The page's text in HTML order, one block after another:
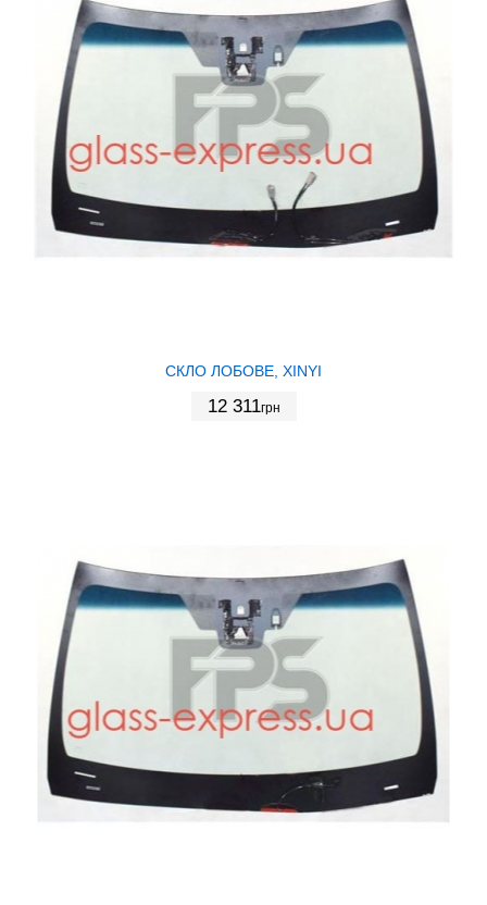
СКЛО ЛОБОВЕ, XINYI
12 311грн